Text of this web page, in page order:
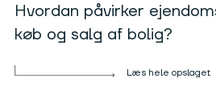
Hvordan påvirker
køb og salg af bolig?
Læs hele opslaget